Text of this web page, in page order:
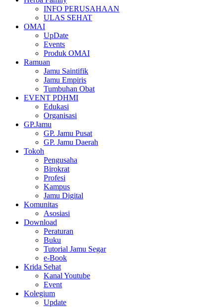
INFO PERUSAHAAN
ULAS SEHAT
OMAI
UpDate
Events
Produk OMAI
Ramuan
Jamu Saintifik
Jamu Empiris
Tumbuhan Obat
EVENT PDHMI
Edukasi
Organisasi
GP.Jamu
GP. Jamu Pusat
GP. Jamu Daerah
Tokoh
Pengusaha
Birokrat
Profesi
Kampus
Jamu Digital
Komunitas
Asosiasi
Download
Peraturan
Buku
Tutorial Jamu Segar
e-Book
Krida Sehat
Kanal Youtube
Event
Kolegium
Update